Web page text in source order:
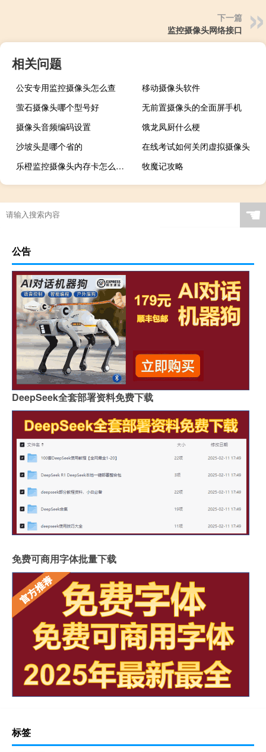
下一篇
监控摄像头网络接口
相关问题
公安专用监控摄像头怎么查
移动摄像头软件
萤石摄像头哪个型号好
无前置摄像头的全面屏手机
摄像头音频编码设置
饿龙凤厨什么梗
沙坡头是哪个省的
在线考试如何关闭虚拟摄像头
乐橙监控摄像头内存卡怎么安装
牧魔记攻略
☚
公告
DeepSeek全套部署资料免费下载
免费可商用字体批量下载
标签